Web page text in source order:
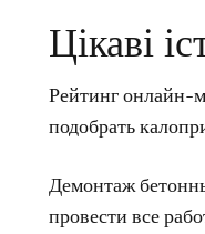
Цікаві
Рейтинг онлайн-
подобрать
Демонтаж
провести все